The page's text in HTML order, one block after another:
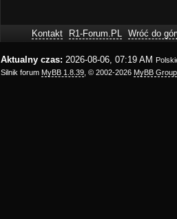
Kontakt R1-Forum.PL Wróć do
Aktualny czas: 2026-08-06, 07:19 AM
Silnik forum MyBB 1.8.39 , © 2002-2026 MyBB Group